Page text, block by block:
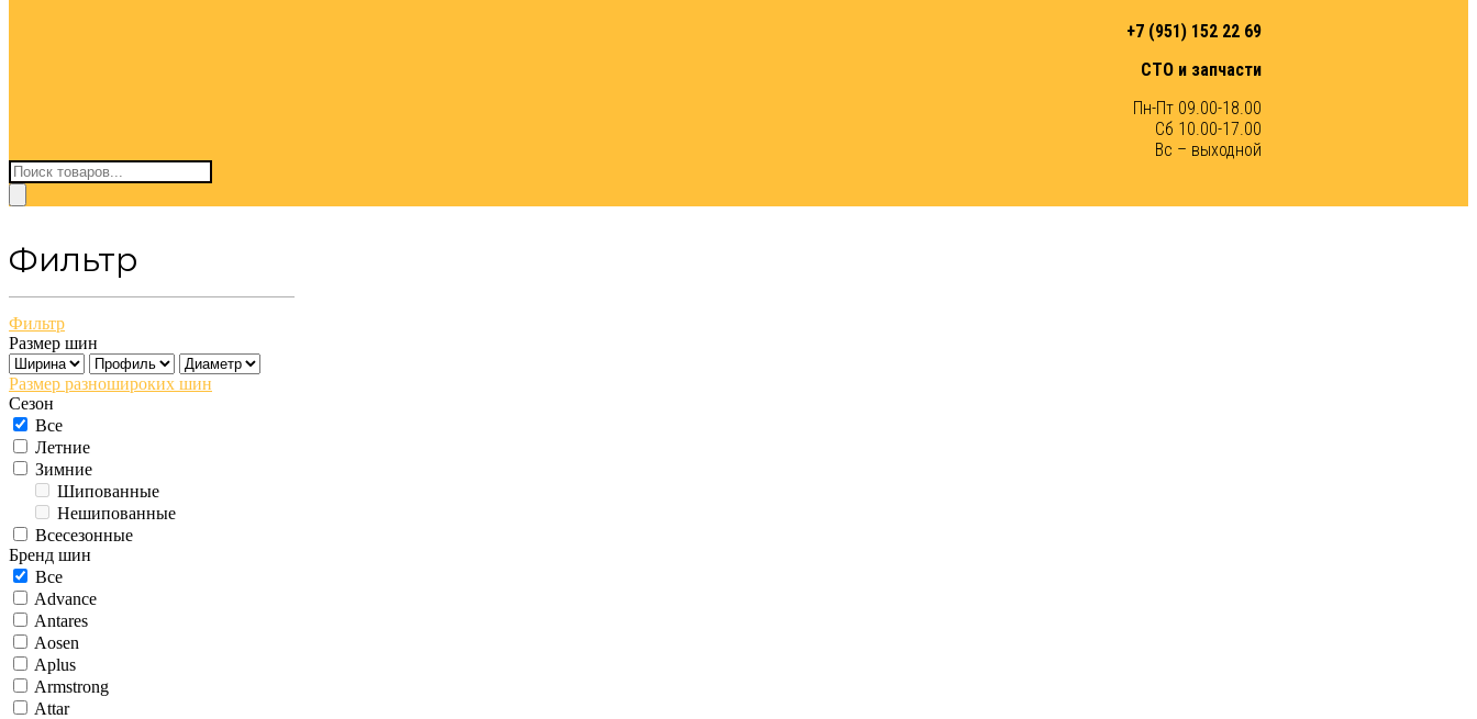
+7 (951) 152 22 69
СТО и запчасти
Пн-Пт 09.00-18.00
Сб 10.00-17.00
Вс – выходной
Поиск
товаров
Фильтр
Фильтр
Размер шин
Размер разношироких шин
Сезон
Все
Летние
Зимние
Шипованные
Нешипованные
Всесезонные
Бренд шин
Все
Advance
Antares
Aosen
Aplus
Armstrong
Attar